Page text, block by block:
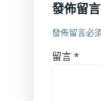
發佈留言
發佈留言必
留言*